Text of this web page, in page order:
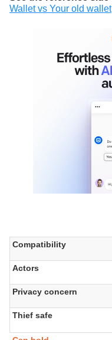
Wallet vs Your old wallet
Compatibility
Actors
Privacy concern
Thief safe